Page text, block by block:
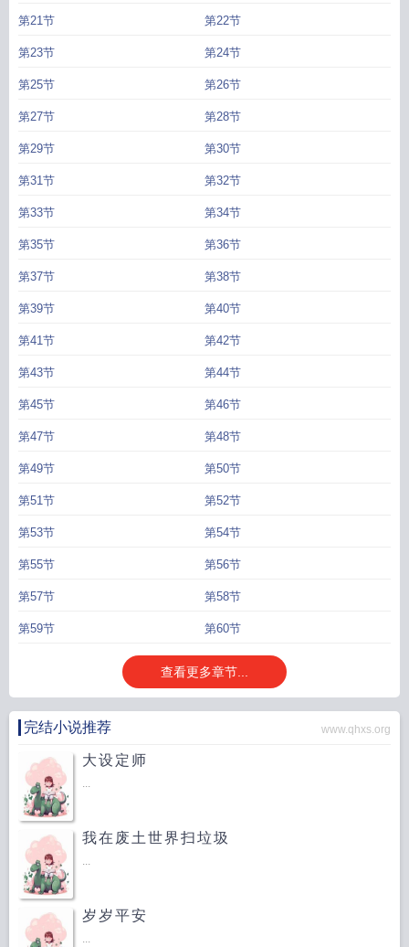
第21节 第22节
第23节 第24节
第25节 第26节
第27节 第28节
第29节 第30节
第31节 第32节
第33节 第34节
第35节 第36节
第37节 第38节
第39节 第40节
第41节 第42节
第43节 第44节
第45节 第46节
第47节 第48节
第49节 第50节
第51节 第52节
第53节 第54节
第55节 第56节
第57节 第58节
第59节 第60节
查看更多章节...
完结小说推荐 www.qhxs.org
大设定师
...
我在废土世界扫垃圾
...
岁岁平安
...